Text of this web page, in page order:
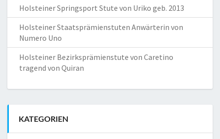
Holsteiner Springsport Stute von Uriko geb. 2013
Holsteiner Staatsprämienstuten Anwärterin von
Numero Uno
Holsteiner Bezirksprämienstute von Caretino
tragend von Quiran
KATEGORIEN